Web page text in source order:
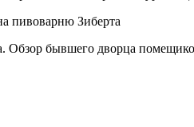
пивоварню Зиберта
Обзор бывшего дворца